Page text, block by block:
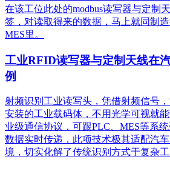
在该工位此处的modbus读写器与定制
签，对读取得来的数据，马上就同制
MES里。
工业RFID读写器与定制天线在
例
射频识别工业读写头，凭借射频信号
安装的工业载码体，不用光学可视就
业级通信协议，可跟PLC、MES等系
数据实时传递，此项技术极其适配汽
境，切实化解了传统识别方式于复杂工